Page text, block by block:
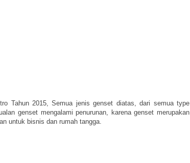
Tahun 2015, Semua jenis genset diatas, dari semua type
genset mengalami penurunan, karena genset merupakan
untuk bisnis dan rumah tangga.